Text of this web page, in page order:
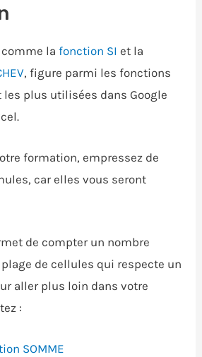
comme lafonction SI et la
, figure parmi les fonctions
plus utilisées dans Google
formation, empressez de
car elles vous seront
de compter un nombre
plage de cellules qui respecte un
aller plus loin dans votre
:
SOMME